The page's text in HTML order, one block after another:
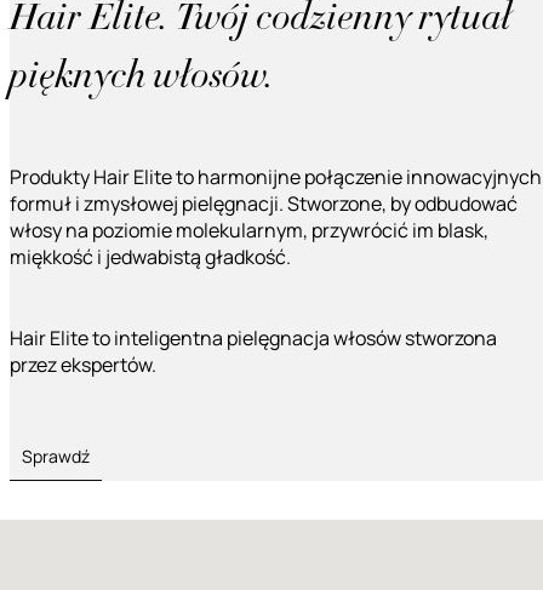
Hair Elite. Twój codzienny rytuał
pięknych włosów.
Produkty Hair Elite to harmonijne połączenie innowacyjnych
formuł i zmysłowej pielęgnacji. Stworzone, by odbudować
włosy na poziomie molekularnym, przywrócić im blask,
miękkość i jedwabistą gładkość.
Hair Elite to inteligentna pielęgnacja włosów stworzona
przez ekspertów.
Sprawdź